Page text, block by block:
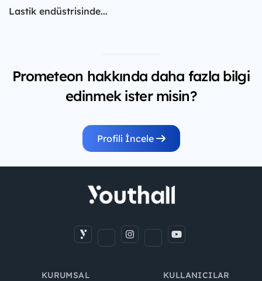
Lastik endüstrisinde...
Prometeon hakkında daha fazla bilgi
edinmek ister misin?
Profili İncele
KURUMSAL KULLANICILAR